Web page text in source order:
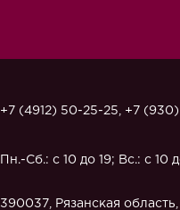
+7 (4912) 50-25-25 +7
Пн.-Сб.: с 10 до 19; Вс.: с 10
390037, Рязанская область,